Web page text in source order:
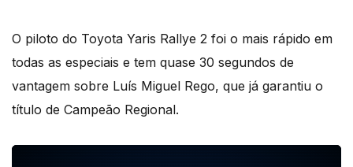
O piloto do Toyota Yaris Rallye 2 foi o mais rápido em
todas as especiais e tem quase 30 segundos de
vantagem sobre Luís Miguel Rego, que já garantiu o
título de Campeão Regional.